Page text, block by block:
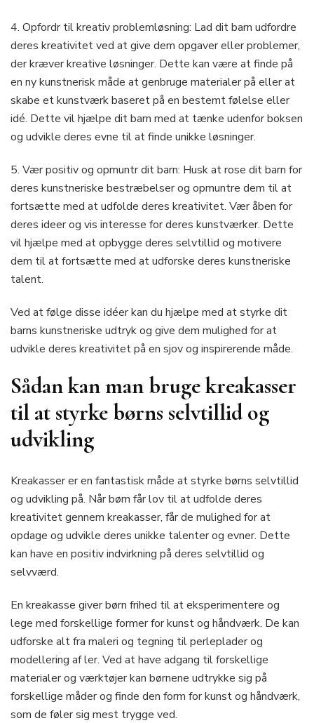
4. Opfordr til kreativ problemløsning: Lad dit barn udfordre
deres kreativitet ved at give dem opgaver eller problemer,
der kræver kreative løsninger. Dette kan være at finde på
en ny kunstnerisk måde at genbruge materialer på eller at
skabe et kunstværk baseret på en bestemt følelse eller
idé. Dette vil hjælpe dit barn med at tænke udenfor boksen
og udvikle deres evne til at finde unikke løsninger.
5. Vær positiv og opmuntr dit barn: Husk at rose dit barn for
deres kunstneriske bestræbelser og opmuntre dem til at
fortsætte med at udfolde deres kreativitet. Vær åben for
deres ideer og vis interesse for deres kunstværker. Dette
vil hjælpe med at opbygge deres selvtillid og motivere
dem til at fortsætte med at udforske deres kunstneriske
talent.
Ved at følge disse idéer kan du hjælpe med at styrke dit
barns kunstneriske udtryk og give dem mulighed for at
udvikle deres kreativitet på en sjov og inspirerende måde.
Sådan kan man bruge kreakasser
til at styrke børns selvtillid og
udvikling
Kreakasser er en fantastisk måde at styrke børns selvtillid
og udvikling på. Når børn får lov til at udfolde deres
kreativitet gennem kreakasser, får de mulighed for at
opdage og udvikle deres unikke talenter og evner. Dette
kan have en positiv indvirkning på deres selvtillid og
selvværd.
En kreakasse giver børn frihed til at eksperimentere og
lege med forskellige former for kunst og håndværk. De kan
udforske alt fra maleri og tegning til perleplader og
modellering af ler. Ved at have adgang til forskellige
materialer og værktøjer kan børnene udtrykke sig på
forskellige måder og finde den form for kunst og håndværk,
som de føler sig mest trygge ved.